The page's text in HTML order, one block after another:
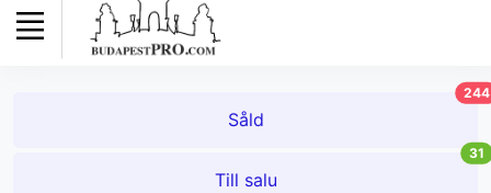
Såld
244
Till salu
31